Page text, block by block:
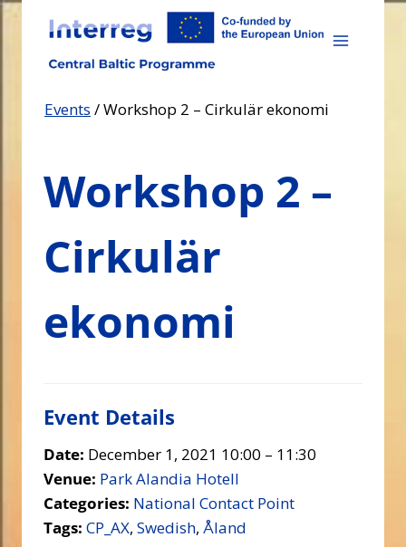
Skip
content
Events /Workshop 2 – Cirkulär ekonomi
Workshop 2 –
Cirkulär
ekonomi
Event Details
Date: December 1, 2021 10:00 – 11:30
Venue: Park Alandia Hotell
Categories: National Contact Point
Tags: CP_AX, Swedish, Åland